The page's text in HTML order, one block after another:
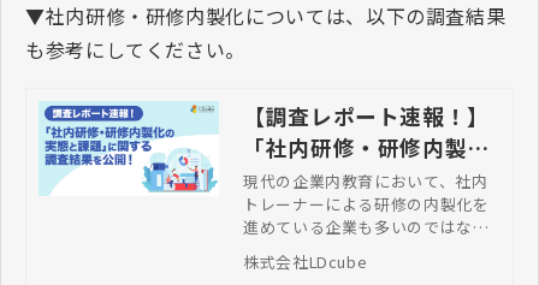
▼社内研修・研修内製化については、以下の調査結果
も参考にしてください。
【調査レポート速報！】
「社内研修・研修内製化
の実態と課題」に関する
調査結果を公開！
現代の企業内教育において、社内
トレーナーによる研修の内製化を
進めている企業も多いのではない
でしょうか？しかし、社内トレー
ナーや研修実施ノウハウの不足と
株式会社LDcube